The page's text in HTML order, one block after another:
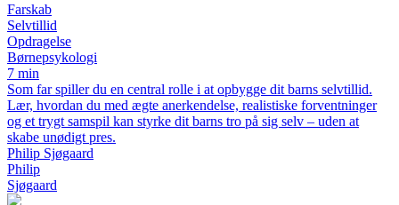
Farskab
Selvtillid
Opdragelse
Børnepsykologi
7 min
Som far spiller du en central rolle i at opbygge dit barns selvtillid.
Lær, hvordan du med ægte anerkendelse, realistiske forventninger
og et trygt samspil kan styrke dit barns tro på sig selv – uden at
skabe unødigt pres.
Philip Sjøgaard
Philip
Sjøgaard